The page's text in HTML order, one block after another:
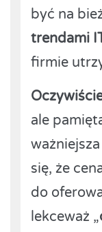
być na
trendami
firmie
ale
się, że
do
lekceważ „